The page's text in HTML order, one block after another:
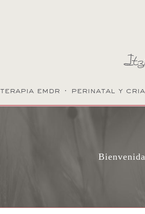
terapia emdr · perinatal y